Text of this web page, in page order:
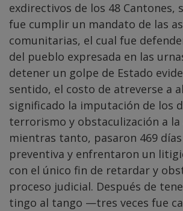
exdirectivos de los 48 Cantones,
fue cumplir un mandato de las
comunitarias, el cual fue
del pueblo expresada en las
detener un golpe de Estado
sentido, el costo de atreverse a
significado la imputación de los
terrorismo y obstaculización a la
mientras tanto, pasaron 469
preventiva y enfrentaron un
con el único fin de retardar y
proceso judicial. Después de
tingo al tango —tres veces fue